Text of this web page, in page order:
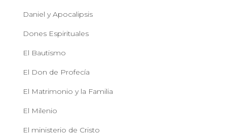
Daniel y Apocalipsis
Dones Espirituales
El Bautismo
El Don de Profecía
El Matrimonio y la Familia
El Milenio
El ministerio de Cristo